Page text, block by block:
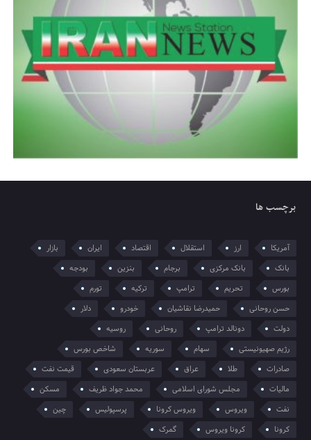
برچسب ها
آمریکا ارز استقلال اقتصاد ایران
بازار
بانک
بانک مرکزی برجام بنزین
بودجه
بورس
تحریم ترامپ ترکیه
تورم
حسن روحانی
حمیدرضا نقاشیان خودرو
دلار
دولت
دونالد ترامپ روحانی
روسیه
رژیم صهیونیستی
سهام سوریه
شاخص بورس
صادرات
طلا عراق عربستان سعودی
قیمت نفت
مالیات
مجلس شورای اسلامی محمد جواد ظریف
مسکن
نفت
ویروس ویروس کرونا پرسپولیس
چین
کرونا
کرونا ویروس گمرک